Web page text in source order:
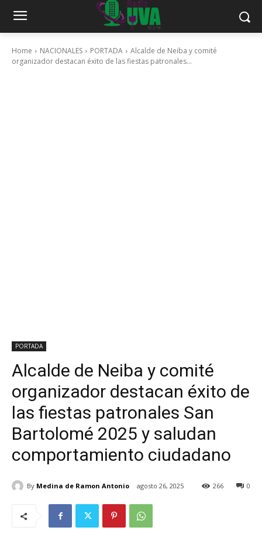
Home NACIONALES PORTADA
Alcalde de Neiba y comité
organizador destacan éxito de las fiestas patronales...
PORTADA
Alcalde de Neiba y comité
organizador destacan éxito de
las fiestas patronales San
Bartolomé 2025 y saludan
comportamiento ciudadano
By Medina de Ramon Antonio agosto 26, 2025 0
266